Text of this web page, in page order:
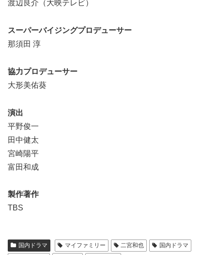
渡辺良介（大映テレビ）
スーパーバイジングプロデューサー
那須田 淳
協力プロデューサー
大形美佑葵
演出
平野俊一
田中健太
宮崎陽平
富田和成
製作著作
TBS
国内ドラマ マイファミリー 二宮和也
国内ドラマ